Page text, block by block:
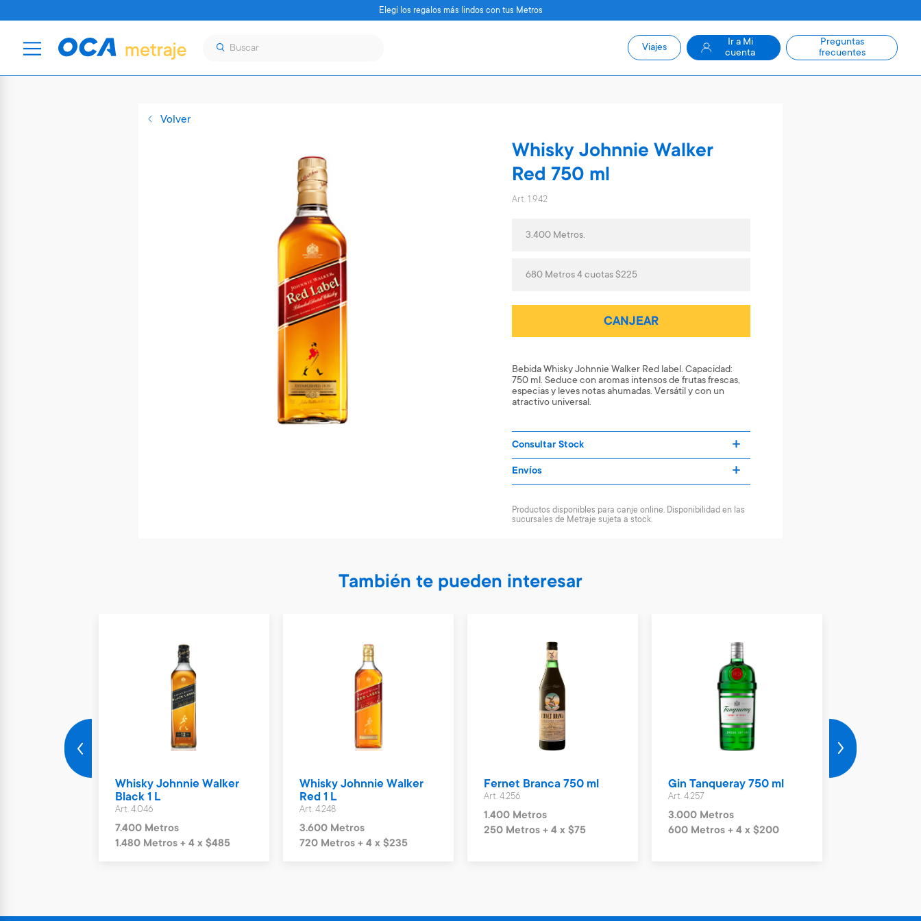
Volver
Whisky Johnnie Walker
Red 750 ml
Art. 1.942
3.400 Metros.
680 Metros 4 cuotas $225
CANJEAR
Bebida Whisky Johnnie Walker Red label. Capacidad:
750 ml. Seduce con aromas intensos de frutas frescas,
especias y leves notas ahumadas. Versátil y con un
atractivo universal.
Consultar Stock
Envíos
Productos disponibles para canje online. Disponibilidad en las
sucursales de Metraje sujeta a stock.
También te pueden interesar
Whisky Johnnie Walker
Black 1 L
Art. 4.046
7.400 Metros
1.480 Metros + 4 x $485
Whisky Johnnie Walker
Red 1 L
Art. 4.248
3.600 Metros
720 Metros + 4 x $235
Fernet Branca 750 ml
Art. 4.256
1.400 Metros
250 Metros + 4 x $75
Gin Tanqueray 750 ml
Art. 4.257
3.000 Metros
600 Metros + 4 x $200
Elegí los regalos más lindos con tus Metros
Viajes
Ir a Mi
cuenta
Preguntas
frecuentes